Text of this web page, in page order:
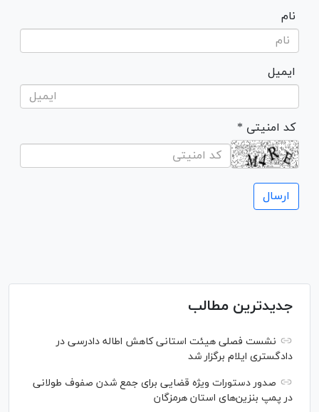
نام
ایمیل
* کد امنیتی
جدیدترین مطالب
نشست فصلی هیئت استانی کاهش اطاله دادرسی در
دادگستری ایلام برگزار شد
صدور دستورات ویژه قضایی برای جمع شدن صفوف طولانی
در پمپ بنزین‌های استان هرمزگان